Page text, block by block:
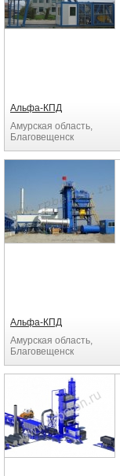
Альфа-КПД
Амурская область,
Благовещенск
Альфа-КПД
Амурская область,
Благовещенск